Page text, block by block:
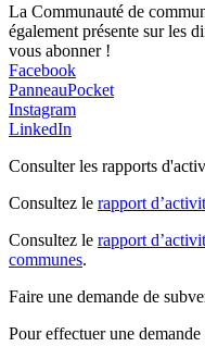
La Communauté de
également présente sur les
vous abonner !
Facebook
PanneauPocket
Instagram
LinkedIn
Consulter les rapports
Consultez le rapport
Consultez le rapport
communes.
Faire une demande de
Pour effectuer une